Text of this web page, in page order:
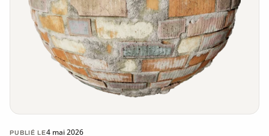
PUBLIÉ LE4 mai 2026